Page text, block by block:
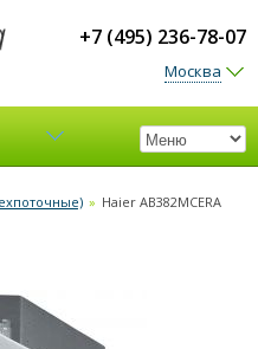
+7 (495) 236-78-07
Москва
» Haier AB382MCERA